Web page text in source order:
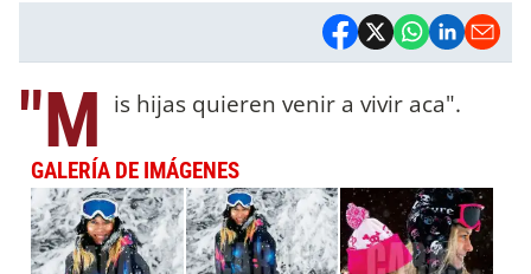
"M is hijas quieren venir a vivir aca".
GALERÍA DE IMÁGENES